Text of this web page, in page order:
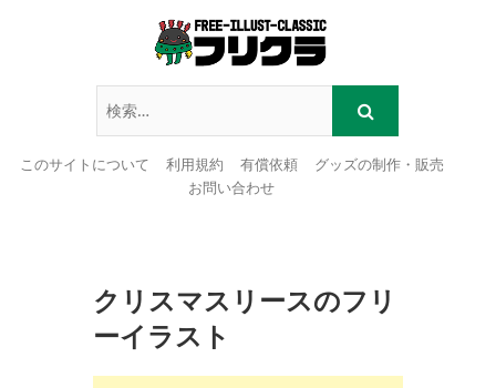
このサイトについて 利用規約 有償依頼
グッズの制作・販売
お問い合わせ
クリスマスリースのフリ
ーイラスト